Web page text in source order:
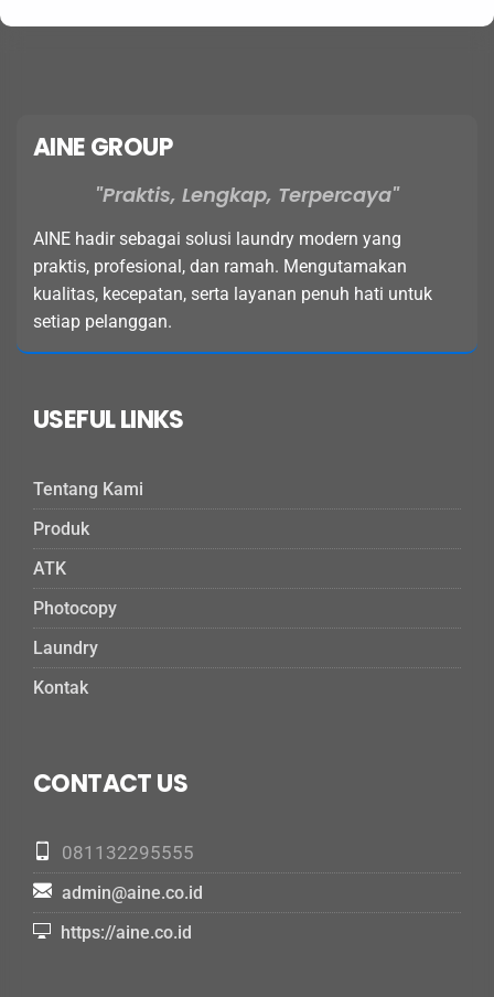
AINE GROUP
Praktis, Lengkap, Terpercaya
AINE hadir sebagai solusi laundry modern yang
praktis, profesional, dan ramah. Mengutamakan
kualitas, kecepatan, serta layanan penuh hati untuk
setiap pelanggan.
USEFUL LINKS
Tentang Kami
Produk
ATK
Photocopy
Laundry
Kontak
CONTACT US
081132295555
admin@aine.co.id
https://aine.co.id